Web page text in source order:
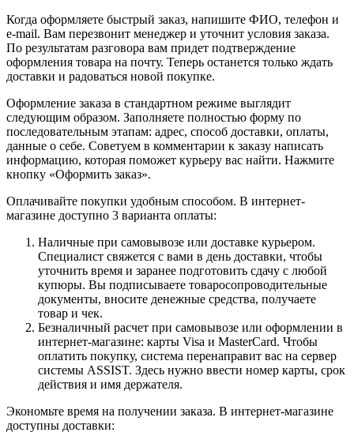
Когда оформляете быстрый заказ, напишите ФИО, телефон и
e-mail. Вам перезвонит менеджер и уточнит условия заказа.
По результатам разговора вам придет подтверждение
оформления товара на почту. Теперь останется только ждать
доставки и радоваться новой покупке.
Оформление заказа в стандартном режиме выглядит
следующим образом. Заполняете полностью форму по
последовательным этапам: адрес, способ доставки, оплаты,
данные о себе. Советуем в комментарии к заказу написать
информацию, которая поможет курьеру вас найти. Нажмите
кнопку «Оформить заказ».
Оплачивайте покупки удобным способом. В интернет-
магазине доступно 3 варианта оплаты:
Наличные при самовывозе или доставке курьером.
Специалист свяжется с вами в день доставки, чтобы
уточнить время и заранее подготовить сдачу с любой
купюры. Вы подписываете товаросопроводительные
документы, вносите денежные средства, получаете
товар и чек.
Безналичный расчет при самовывозе или оформлении в
интернет-магазине: карты Visa и MasterCard. Чтобы
оплатить покупку, система перенаправит вас на сервер
системы ASSIST. Здесь нужно ввести номер карты, срок
действия и имя держателя.
Экономьте время на получении заказа. В интернет-магазине
доступны доставки: